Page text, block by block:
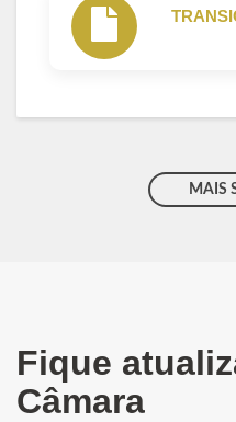
MAIS
Fique
Câmara